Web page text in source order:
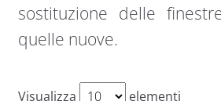
sostituzione delle
quelle nuove.
Visualizza elementi